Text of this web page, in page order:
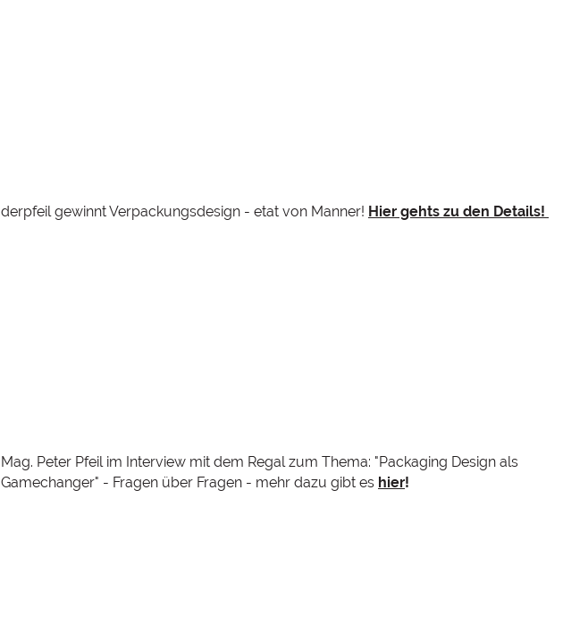
derpfeil gewinnt Verpackungsdesign - etat von Manner! Hier gehts zu den Details!
Mag. Peter Pfeil im Interview mit dem Regal zum Thema: "Packaging Design als
Gamechanger" - Fragen über Fragen - mehr dazu gibt es hier!